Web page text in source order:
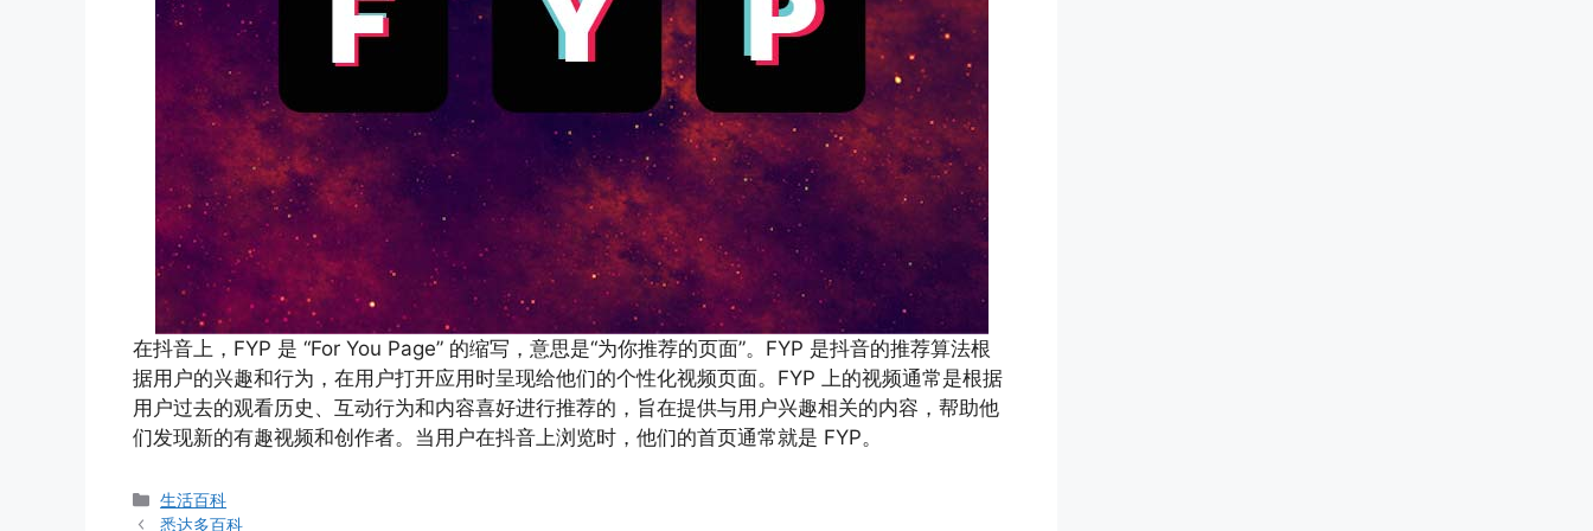
在抖音上，FYP 是 “For You Page” 的缩写，意思是“为你推荐的页面”。FYP 是抖音的推荐算法根
据用户的兴趣和行为，在用户打开应用时呈现给他们的个性化视频页面。FYP 上的视频通常是根据
用户过去的观看历史、互动行为和内容喜好进行推荐的，旨在提供与用户兴趣相关的内容，帮助他
们发现新的有趣视频和创作者。当用户在抖音上浏览时，他们的首页通常就是 FYP。
分
类
生活百科
悉达多百科